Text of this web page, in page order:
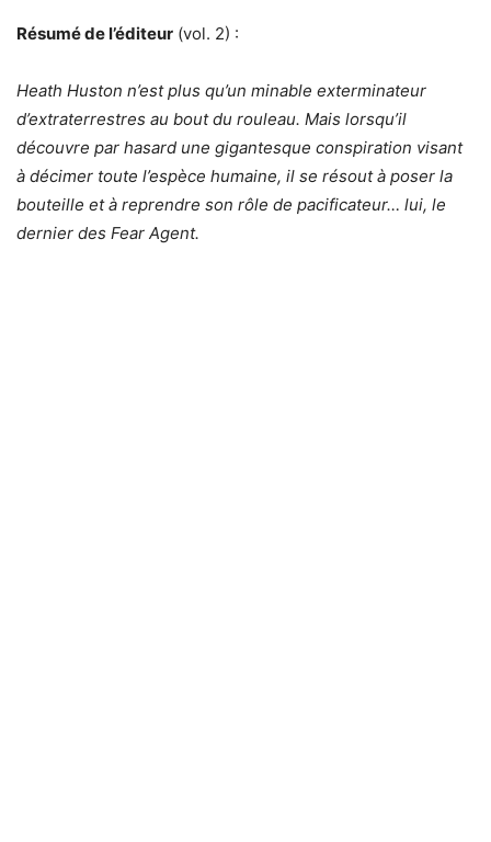
Résumé de l’éditeur (vol. 2) :
Heath Huston n’est plus qu’un minable exterminateur
d’extraterrestres au bout du rouleau. Mais lorsqu’il
découvre par hasard une gigantesque conspiration visant
à décimer toute l’espèce humaine, il se résout à poser la
bouteille et à reprendre son rôle de pacificateur… lui, le
dernier des Fear Agent.